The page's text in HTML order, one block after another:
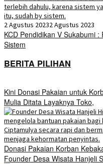
2 Agustus 20232 Agustus 2023
KCD Pendidikan V Sukabumi
Sistem
BERITA PILIHAN
Kini Donasi Pakaian untuk
Mulia Ditata Layaknya Toko,
Donasi Pakaian Korban
Founder Desa Wisata Hanjeli